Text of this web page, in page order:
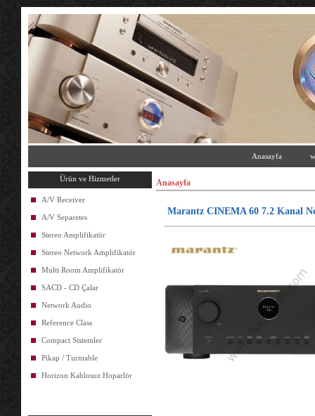
Anasayfa
Ürün ve Hizmetler
A/V Receiver
A/V Separetes
Stereo Amplifikatör
Stereo Network Amplifikatör
Multi Room Amplifikatör
SACD - CD Çalar
Network Audio
Reference Class
Compact Sistemler
Pikap / Turntable
Horizon Kablosuz Hoparlör
Anasayfa
Marantz CINEMA 60 7.2 Kanal